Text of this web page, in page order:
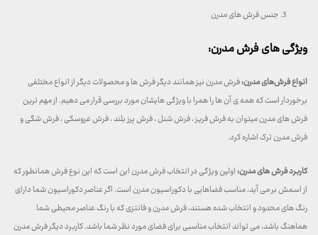
جنس فرش های مدرن
ویژگی های فرش مدرن:
انواع فرش‌های مدرن:فرش مدرن نیز همانند دیگر فرش ها و محصولات دیگر از انواع مختلفی
برخوردار است که همه ی آن ها را همرا با ویژگی هایشان مورد بررسی قرار می دهیم. از مهم ترین
فرش های مدرن میتوان به فرش فریز ، فرش شنل ، فرش پرز بلند ، فرش عروسکی ، فرش شگی و
فرش مدرن ترک اشاره کرد.
کاربرد فرش های مدرن:اولین ویژگی در انتخاب فرش مدرن این است که این نوع فرش همانطور که
از اسمش بر می آید، مناسب فضاهایی با دکوراسیون مدرن است. اگر عناصر دکوراسیون شما دارای
رنگ های محدود و انتخاب شده هستند، فرش مدرن و فانتزی که با رنگ عناصر محیطی شما
هماهنگ باشد، می تواند انتخاب مناسبی برای فضای مورد نظر شما باشد. کاربرد دیگر فرش مدرن